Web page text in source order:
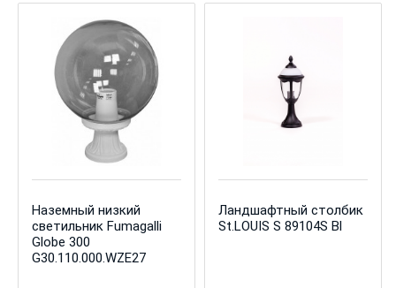
Наземный низкий
светильник Fumagalli
Globe 300
G30.110.000.WZE27
Ландшафтный столбик
St.LOUIS S 89104S Bl